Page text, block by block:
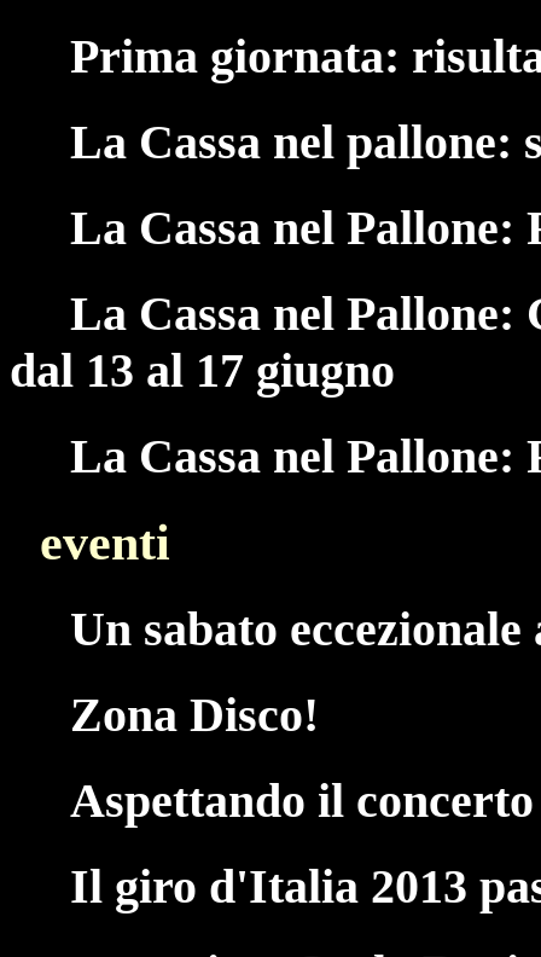
Prima giornata:
La Cassa nel pallone:
La Cassa nel Pallone:
La Cassa nel
dal 13 al 17 giugno
La Cassa nel Pallone:
eventi
Un sabato eccezionale
Zona Disco!
Aspettando il concerto
Il giro d'Italia 2013